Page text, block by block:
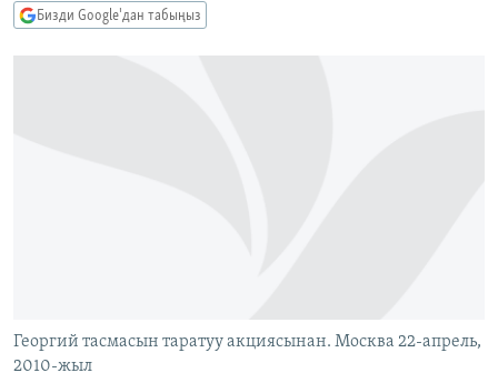
БИЗ ЖАНА ДҮЙНӨ
Бизди Google'дан табыңыз
Георгий тасмасын таратуу акциясынан. Москва 22-апрель,
2010-жыл